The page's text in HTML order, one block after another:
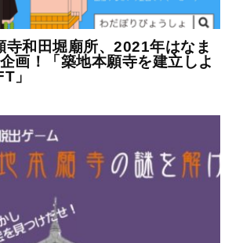
寺和田堀廟所、2021年はなま
画！「築地本願寺を建立しよ
」